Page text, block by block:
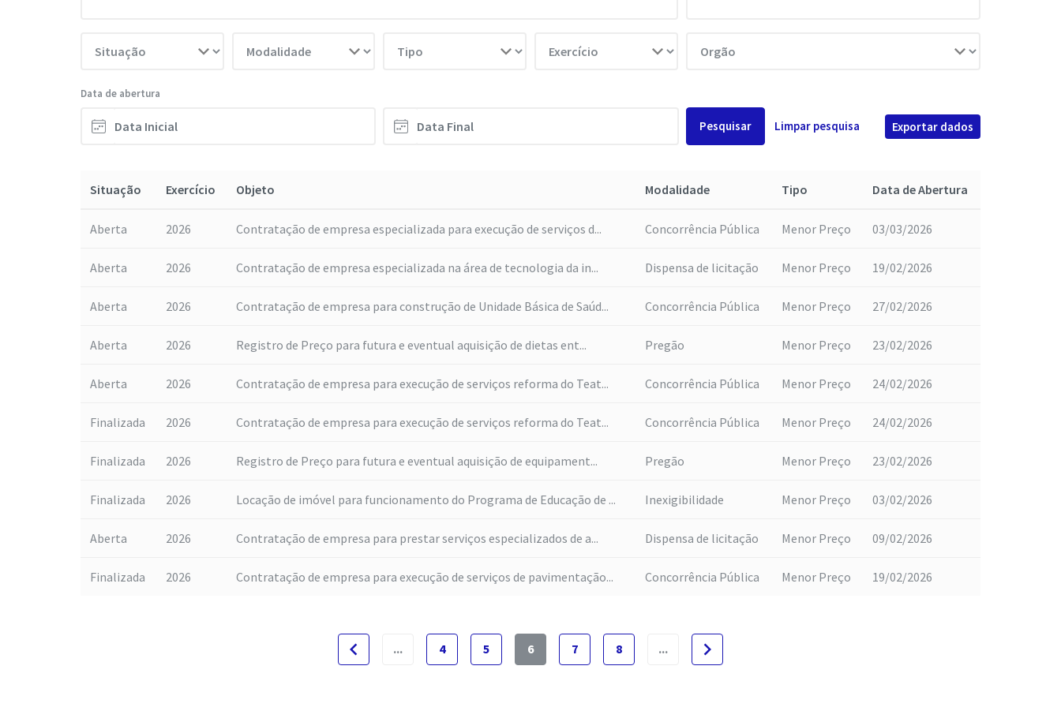
Data de abertura
Pesquisar Limpar pesquisa Exportar dados
Situação Exercício Objeto Modalidade Tipo Data de Abertura
Aberta 2026 Contratação de empresa especializada para execução de serviços d... Concorrência Pública Menor Preço 03/03/2026
Aberta 2026 Contratação de empresa especializada na área de tecnologia da in... Dispensa de licitação Menor Preço 19/02/2026
Aberta 2026 Contratação de empresa para construção de Unidade Básica de Saúd... Concorrência Pública Menor Preço 27/02/2026
Aberta 2026 Registro de Preço para futura e eventual aquisição de dietas ent... Pregão Menor Preço 23/02/2026
Aberta 2026 Contratação de empresa para execução de serviços reforma do Teat... Concorrência Pública Menor Preço 24/02/2026
Finalizada 2026 Contratação de empresa para execução de serviços reforma do Teat... Concorrência Pública Menor Preço 24/02/2026
Finalizada 2026 Registro de Preço para futura e eventual aquisição de equipament... Pregão Menor Preço 23/02/2026
Finalizada 2026 Locação de imóvel para funcionamento do Programa de Educação de ... Inexigibilidade Menor Preço 03/02/2026
Aberta 2026 Contratação de empresa para prestar serviços especializados de a... Dispensa de licitação Menor Preço 09/02/2026
Finalizada 2026 Contratação de empresa para execução de serviços de pavimentação... Concorrência Pública Menor Preço 19/02/2026
navigate_before ... 4 5 6 7 8 ... navigate_next